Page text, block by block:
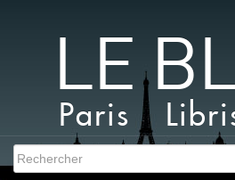
LE
Paris